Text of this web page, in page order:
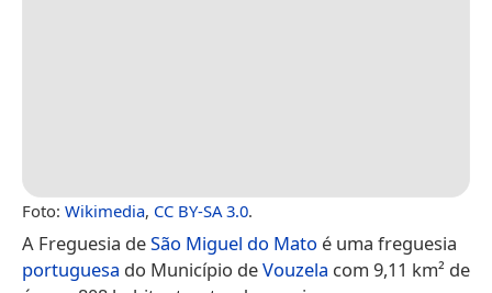
Foto: Wikimedia, CC BY-SA 3.0.
A Freguesia deSão Miguel do Mato é uma freguesia
portuguesa do Município deVouzela com 9,11 km² de